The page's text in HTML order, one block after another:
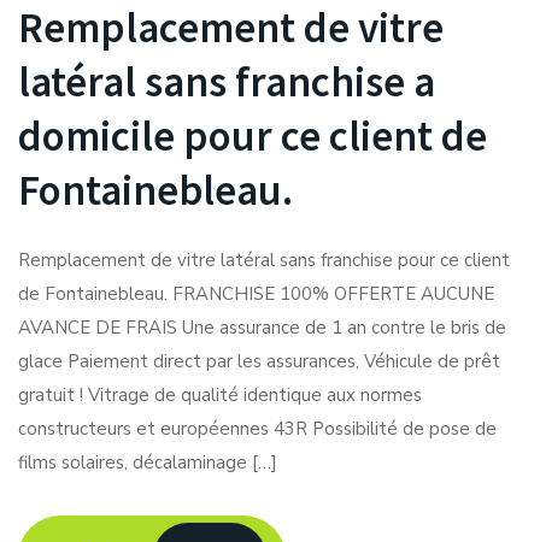
Remplacement de vitre
latéral sans franchise a
domicile pour ce client de
Fontainebleau.
Remplacement de vitre latéral sans franchise pour ce client
de Fontainebleau. FRANCHISE 100% OFFERTE AUCUNE
AVANCE DE FRAIS Une assurance de 1 an contre le bris de
glace Paiement direct par les assurances, Véhicule de prêt
gratuit ! Vitrage de qualité identique aux normes
constructeurs et européennes 43R Possibilité de pose de
films solaires, décalaminage […]